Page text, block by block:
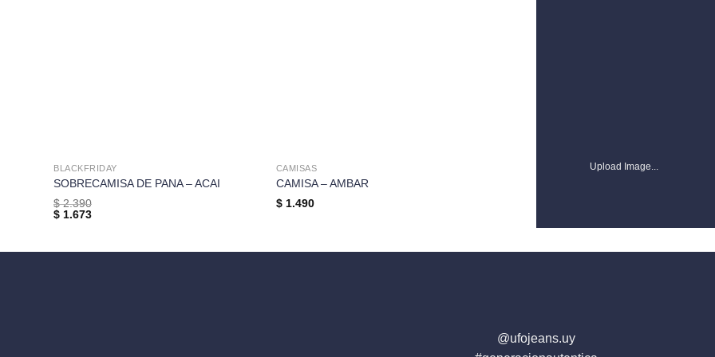
BLACKFRIDAY
SOBRECAMISA DE PANA – ACAI
$2.390
$1.673
CAMISAS
CAMISA – AMBAR
$1.490
Upload Image...
@ufojeans.uy